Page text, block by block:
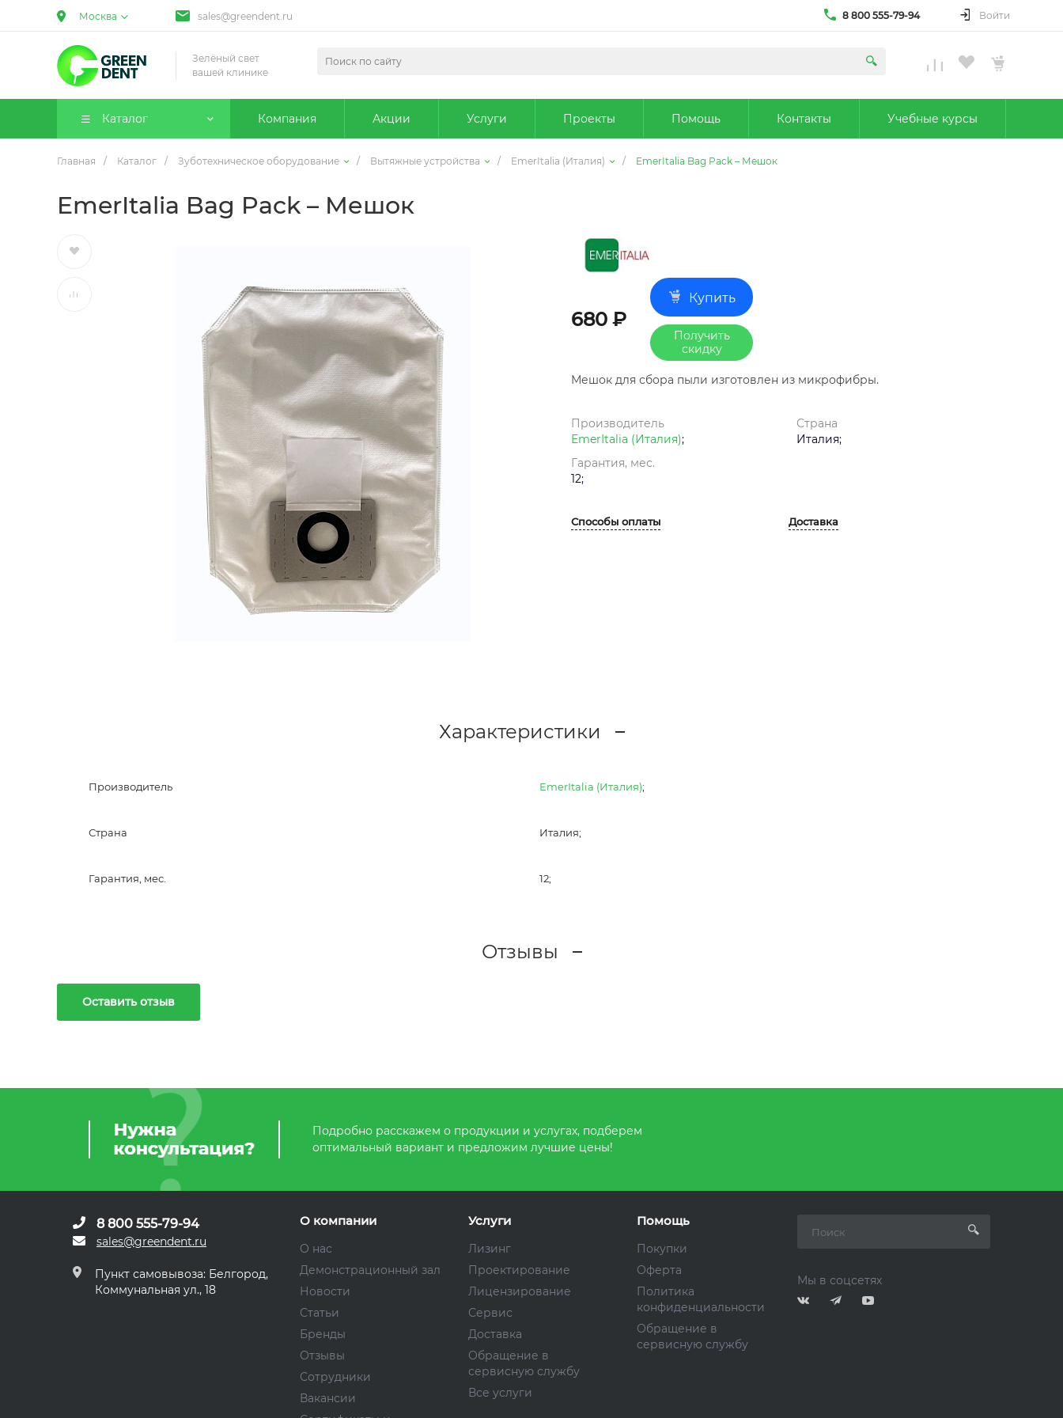
Москва sales@greendent.ru 8 800 555-79-94 Войти
Зелёный свет
вашей клинике
Каталог Компания Акции Услуги Проекты Помощь Контакты Учебные курсы
Главная / Каталог / Зуботехническое оборудование / Вытяжные устройства / EmerItalia (Италия) / EmerItalia Bag Pack – Мешок
EmerItalia Bag Pack – Мешок
680 ₽
Купить
Получить
скидку
Мешок для сбора пыли изготовлен из микрофибры.
Производитель
EmerItalia (Италия);
Страна
Италия;
Гарантия, мес.
12;
Способы оплаты Доставка
Характеристики
Производитель EmerItalia (Италия);
Страна Италия;
Гарантия, мес. 12;
Отзывы
Оставить отзыв
Подробно расскажем о продукции и услугах, подберем
оптимальный вариант и предложим лучшие цены!
8 800 555-79-94
sales@greendent.ru
Пункт самовывоза: Белгород,
Коммунальная ул., 18
О компании
О нас
Демонстрационный зал
Новости
Статьи
Бренды
Отзывы
Сотрудники
Вакансии
Услуги
Лизинг
Проектирование
Лицензирование
Сервис
Доставка
Обращение в
сервисную службу
Все услуги
Помощь
Покупки
Оферта
Политика
конфиденциальности
Обращение в
сервисную службу
Мы в соцсетях